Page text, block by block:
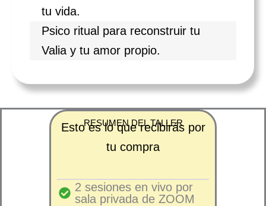
tu vida.
Psico ritual para reconstruir tu
Valia y tu amor propio.
RESUMEN DEL TALLER
Esto es lo que recibirás por
tu compra
2 sesiones en vivo por
sala privada de ZOOM